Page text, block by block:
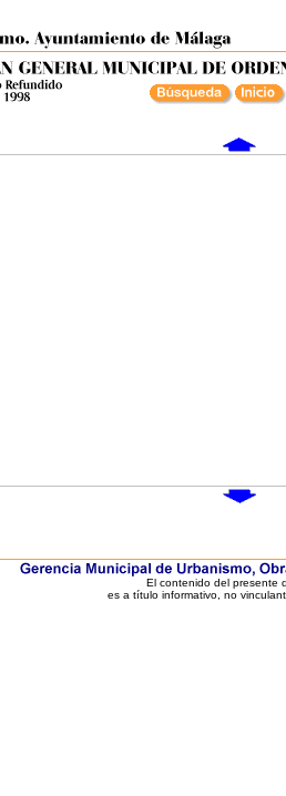
El contenido del presente
es a título informativo, no